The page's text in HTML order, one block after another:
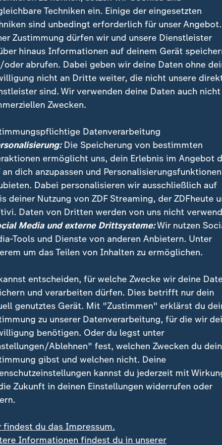
Amazonas liegen in Brasilien, dem Gastgeber der UN-
für das globale Klima, doch Abholzung und
von 25 Milliarden
einem Startkapital von rund 25 Milliarden US-
internationalen Institutionen und eventuell
zu 100 Milliarden Dollar von privaten Investoren
nach Lulas Ankündigung mit gutem Beispiel
den Fonds einzahlen.
die COP der Wahrheit. Jetzt ist
es ernst zu meinen.
Silva, Präsident Brasiliens, bei der COP-Eröffnung
Techniken ein. Einige der eingesetzten
sind unbedingt erforderlich für unser
Zustimmung dürfen wir und unsere Dienstleister
hinaus Informationen auf deinem Gerät
oder abrufen. Dabei geben wir deine Daten ohne
nicht an Dritte weiter, die nicht unsere
sind. Wir verwenden deine Daten auch nicht
Zwecken.
Datenverarbeitung
Die Speicherung von bestimmten
ermöglicht uns, dein Erlebnis im Angebot
an dich anzupassen und Personalisierungsfunktionen
Dabei personalisieren wir ausschließlich auf
deiner Nutzung von ZDF Streaming, der ZDFheute
Daten von Dritten werden von uns nicht
Media und externe Drittsysteme:Wir nutzen
Tools und Dienste von anderen Anbietern. Unter
um das Teilen von Inhalten zu ermöglichen.
entscheiden, für welche Zwecke wir deine
und verarbeiten dürfen. Dies betrifft nur dein
genutztes Gerät. Mit "Zustimmen" erklärst du
zu unserer Datenverarbeitung, für die wir
benötigen. Oder du legst unter
Ablehnen" fest, welchen Zwecken du
gibst und welchen nicht. Deine
kannst du jederzeit mit
Zukunft in deinen Einstellungen widerrufen oder
findest du das Impressum.
Informationen findest du in unserer